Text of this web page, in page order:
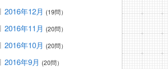
2016年12月 (19問）
2016年11月 (20問）
2016年10月 (20問）
2016年9月 (20問）